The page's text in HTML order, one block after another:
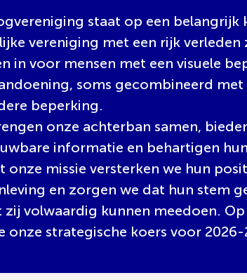
staat op een belangrijk
vereniging met een rijk verleden
in voor mensen met een visuele
soms gecombineerd met
beperking.
onze achterban samen,
informatie en behartigen
onze missie versterken we hun
en zorgen we dat hun stem
zij volwaardig kunnen meedoen.
onze strategische koers voor 2026-